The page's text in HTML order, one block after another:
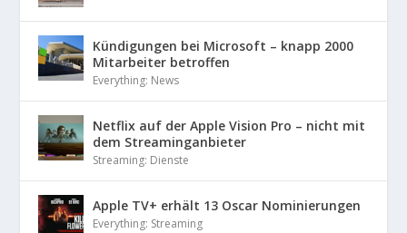
Kündigungen bei Microsoft – knapp 2000
Mitarbeiter betroffen
Everything: News
Netflix auf der Apple Vision Pro – nicht mit
dem Streaminganbieter
Streaming: Dienste
Apple TV+ erhält 13 Oscar Nominierungen
Everything: Streaming